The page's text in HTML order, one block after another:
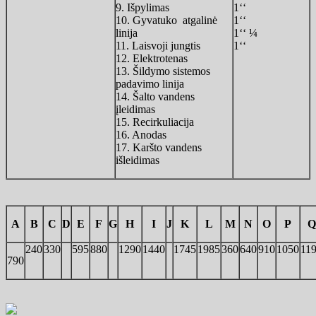
9. Išpylimas
10. Gyvatuko atgalinė
linija
11. Laisvoji jungtis
12. Elektrotenas
13. Šildymo sistemos
padavimo linija
14. Šalto vandens
įleidimas
15. Recirkuliacija
16. Anodas
17. Karšto vandens
išleidimas
1‘‘
1‘‘
1‘‘ ¼
1‘‘
A B C D E F G H I J K L M N O P Q
790
240330 595880 12901440 174519853606409101050